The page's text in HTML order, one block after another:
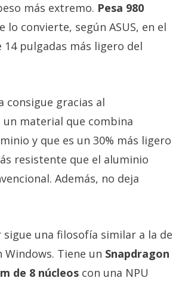
más extremo. Pesa 980
lo convierte, según ASUS, en el
14 pulgadas más ligero del
consigue gracias al
un material que combina
y que es un 30% más ligero
resistente que el aluminio
Además, no deja
sigue una filosofía similar a la de
Tiene un Snapdragon
de 8 núcleos con una NPU